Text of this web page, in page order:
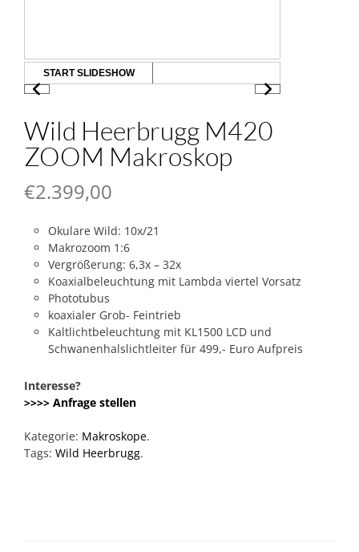
START SLIDESHOW
Wild Heerbrugg M420
ZOOM Makroskop
€2.399,00
Okulare Wild: 10x/21
Makrozoom 1:6
Vergrößerung: 6,3x – 32x
Koaxialbeleuchtung mit Lambda viertel Vorsatz
Phototubus
koaxialer Grob- Feintrieb
Kaltlichtbeleuchtung mit KL1500 LCD und
Schwanenhalslichtleiter für 499,- Euro Aufpreis
Interesse?
>>>> Anfrage stellen
Kategorie: Makroskope.
Tags: Wild Heerbrugg.